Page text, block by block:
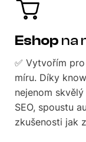
Eshop na
✅ Vytvořím
míru. Díky
nejenom
SEO, spoustu
zkušenosti jak